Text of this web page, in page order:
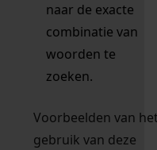
naar de exacte
combinatie van
woorden te
zoeken.
Voorbeelden van
gebruik van deze